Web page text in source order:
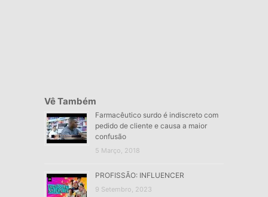
Vê Também
Farmacêutico surdo é indiscreto com
pedido de cliente e causa a maior
confusão
5 Março, 2018
PROFISSÃO: INFLUENCER
9 Setembro, 2023